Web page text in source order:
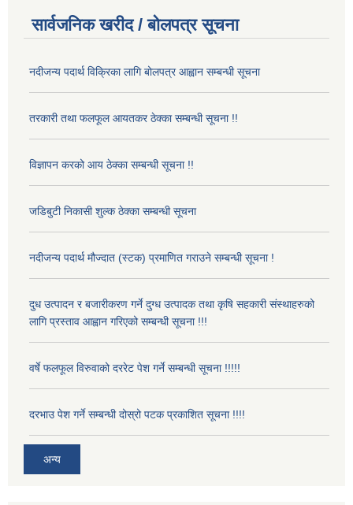
सार्वजनिक खरीद / बोलपत्र सूचना
नदीजन्य पदार्थ विक्रिका लागि बोलपत्र आह्वान सम्बन्धी सूचना
तरकारी तथा फलफूल आयतकर ठेक्का सम्बन्धी सूचना !!
विज्ञापन करको आय ठेक्का सम्बन्धी सूचना !!
जडिबुटी निकासी शुल्क ठेक्का सम्बन्धी सूचना
नदीजन्य पदार्थ मौज्दात (स्टक) प्रमाणित गराउने सम्बन्धी सूचना !
दुध उत्पादन र बजारीकरण गर्ने दुग्ध उत्पादक तथा कृषि सहकारी संस्थाहरुको
लागि प्रस्ताव आह्वान गरिएको सम्बन्धी सूचना !!!
वर्षे फलफूल विरुवाको दररेट पेश गर्ने सम्बन्धी सूचना !!!!!
दरभाउ पेश गर्ने सम्बन्धी दोस्रो पटक प्रकाशित सूचना !!!!
अन्य